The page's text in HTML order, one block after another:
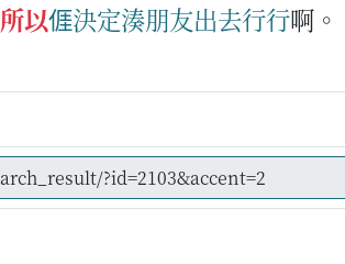
所以𠊎決定湊朋友出去行行啊。